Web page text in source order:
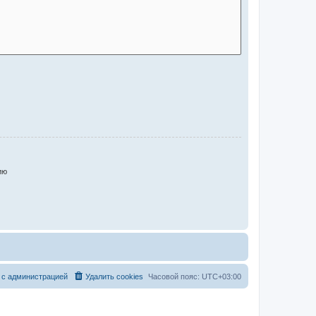
Часовой пояс: UTC+03:00
Удалить cookies
администрацией